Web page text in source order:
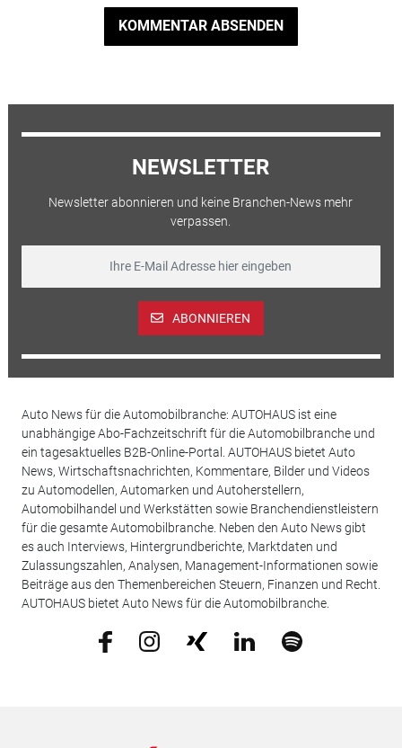
KOMMENTAR ABSENDEN
NEWSLETTER
Newsletter abonnieren und keine Branchen-News mehr
verpassen.
ABONNIEREN
Auto News für die Automobilbranche: AUTOHAUS ist eine
unabhängige Abo-Fachzeitschrift für die Automobilbranche und
ein tagesaktuelles B2B-Online-Portal. AUTOHAUS bietet Auto
News, Wirtschaftsnachrichten, Kommentare, Bilder und Videos
zu Automodellen, Automarken und Autoherstellern,
Automobilhandel und Werkstätten sowie Branchendienstleistern
für die gesamte Automobilbranche. Neben den Auto News gibt
es auch Interviews, Hintergrundberichte, Marktdaten und
Zulassungszahlen, Analysen, Management-Informationen sowie
Beiträge aus den Themenbereichen Steuern, Finanzen und Recht.
AUTOHAUS bietet Auto News für die Automobilbranche.